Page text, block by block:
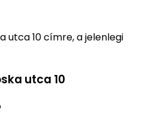
utca 10 címre, a jelenlegi
utca 10